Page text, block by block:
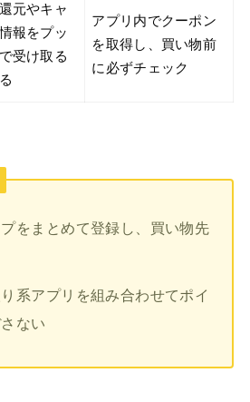
元やキャ
報をプッ
受け取る
アプリ内でクーポン
を取得し、買い物前
に必ずチェック
をまとめて登録し、買い物先
系アプリを組み合わせてポイ
ない